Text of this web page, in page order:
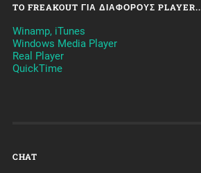
TO FREAKOUT ΓΙΑ ΔΙΆΦΟΡΟΥΣ PLAYER..
Winamp, iTunes
Windows Media Player
Real Player
QuickTime
CHAT